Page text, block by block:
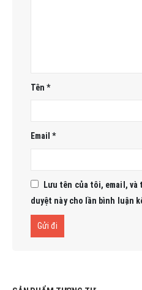
Tên*
Email*
Lưu tên của tôi, email,
duyệt này cho lần bình luận